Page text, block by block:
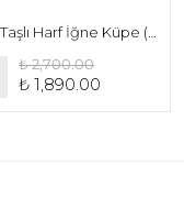
₺ 2,700.00
₺ 1,890.00